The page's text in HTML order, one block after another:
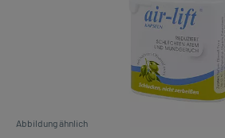
Abbildung ähnlich